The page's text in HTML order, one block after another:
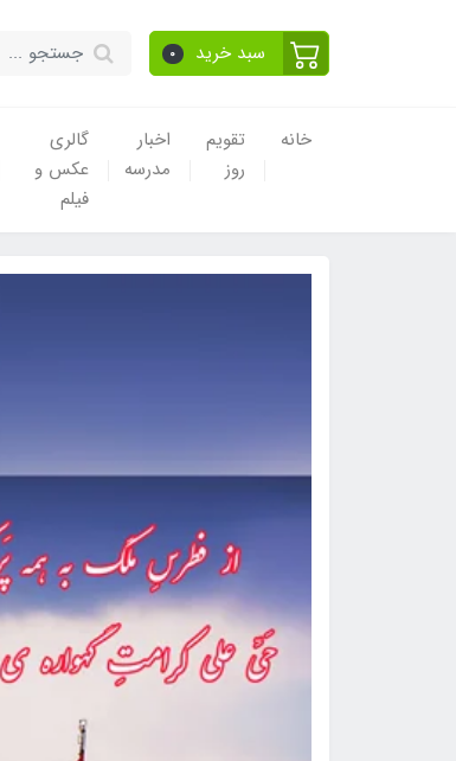
سبد خرید 0
خانه
تقویم
روز
اخبار
مدرسه
گالری
عکس و
فیلم